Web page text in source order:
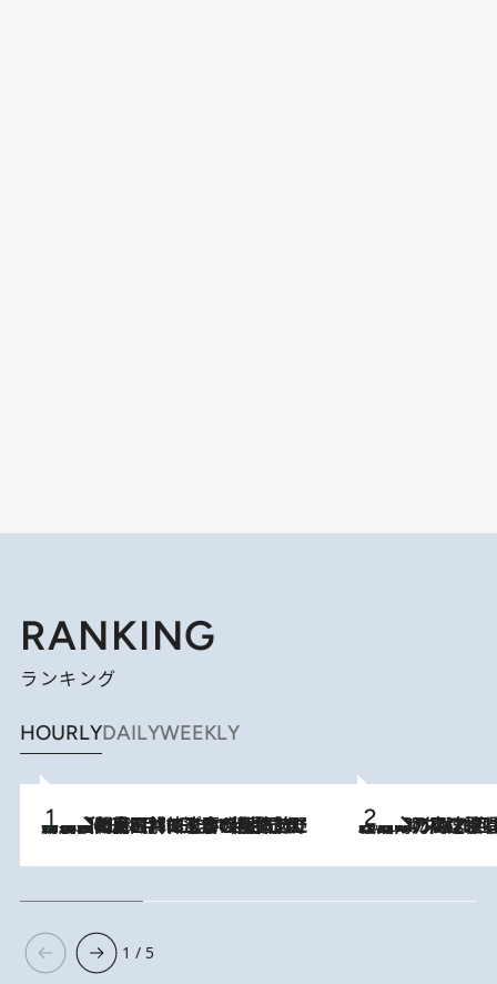
RANKING
ランキング
HOURLYDAILYWEEKLY
2026.8.8
「最後に見られてよかった」上野動物園の東園パンダ舎が解体前に特別公開。8月16日まで延長されたパネル展と共に辿る“半世紀”のパンダ飼育《解体工事の図面あり》 2026.8.7
「湘南乃風に憧れて」観客大盛上がりの“タオル回し”に、ラッパー顔負けの高速歌唱まで…さだまさし（74）のアグレッシブすぎる現在地
1 / 5